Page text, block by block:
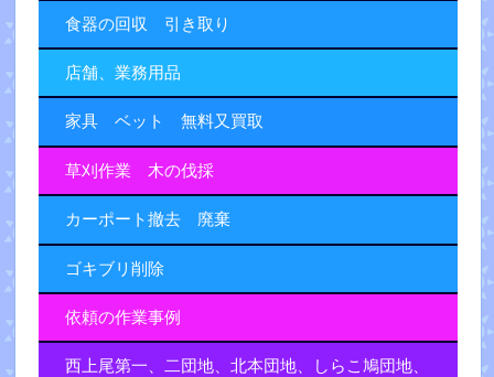
食器の回収 引き取り
店舗、業務用品
家具 ベット 無料又買取
草刈作業 木の伐採
カーポート撤去 廃棄
ゴキブリ削除
依頼の作業事例
西上尾第一、二団地、北本団地、しらこ鳩団地、